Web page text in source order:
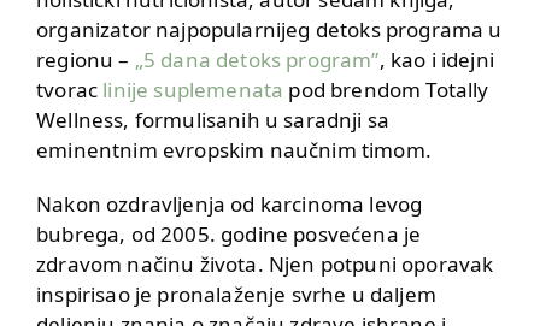
organizator najpopularnijeg detoks programa u
regionu – „5 dana detoks program”, kao i idejni
tvorac linije suplemenata pod brendom Totally
Wellness, formulisanih u saradnji sa
eminentnim evropskim naučnim timom.
Nakon ozdravljenja od karcinoma levog
bubrega, od 2005. godine posvećena je
zdravom načinu života. Njen potpuni oporavak
inspirisao je pronalaženje svrhe u daljem